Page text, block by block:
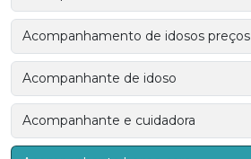
Acompanhamento de idosos preços
Acompanhante de idoso
Acompanhante e cuidadora